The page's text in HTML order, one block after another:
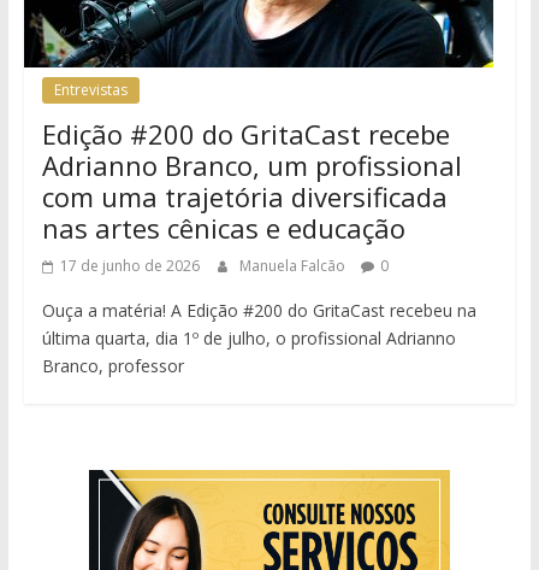
Entrevistas
Edição #200 do GritaCast recebe
Adrianno Branco, um profissional
com uma trajetória diversificada
nas artes cênicas e educação
17 de junho de 2026 Manuela Falcão 0
Ouça a matéria! A Edição #200 do GritaCast recebeu na
última quarta, dia 1º de julho, o profissional Adrianno
Branco, professor